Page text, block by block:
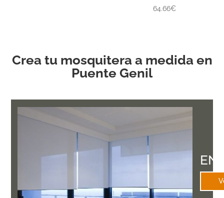
con
64.66€
Crea tu mosquitera a medida en
Puente Genil